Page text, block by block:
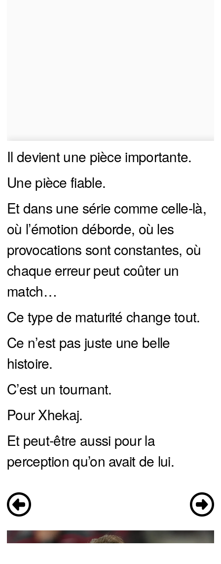
Il devient une pièce importante.
Une pièce fiable.
Et dans une série comme celle-là,
où l’émotion déborde, où les
provocations sont constantes, où
chaque erreur peut coûter un
match…
Ce type de maturité change tout.
Ce n’est pas juste une belle
histoire.
C’est un tournant.
Pour Xhekaj.
Et peut-être aussi pour la
perception qu’on avait de lui.